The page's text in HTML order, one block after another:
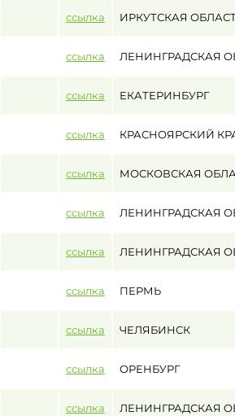
ссылка ИРКУТСКАЯ
ссылка ЛЕНИНГРАДСКАЯ
ссылка ЕКАТЕРИНБУРГ
ссылка КРАСНОЯРСКИЙ
ссылка МОСКОВСКАЯ
ссылка ЛЕНИНГРАДСКАЯ
ссылка ЛЕНИНГРАДСКАЯ
ссылка ПЕРМЬ
ссылка ЧЕЛЯБИНСК
ссылка ОРЕНБУРГ
ссылка ЛЕНИНГРАДСКАЯ